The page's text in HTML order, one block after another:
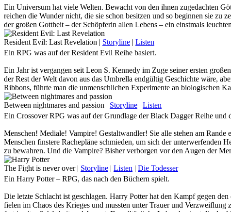
Die Lage scheint vollkommen aussichtslos ...
... Als eines Tages den Träumen eines einzelnen Kindes plötzlich Flügel
In einer Welt voller Leid und Verzweiflung, wirkt der unschuldige,
leblosen Zeichnungen zu reißen, an die schon lange nicht mehr geglaubt
Doch sind diese Helden, noch frei von den Einflüssen des Sybill-
Finde es gemeinsam mit uns heraus!
Ein Universum hat viele Welten. Bewacht von den ihnen zugedachten
reichen die Wunder nicht, die sie schon besitzen und so beginnen sie zu
der großen Gottheit – der Schöpferin allen Lebens – ein einstmals
erkennen und so entstand ein letzter Wunsch. Ein letzter Versuch, diese
schenkte. Denn wo Schatten herrscht, wächst Licht aus den Wurzeln der
Licht oder Finsternis.
Rettung oder Verdammnis.
Wähle.
Resident Evil: Last Revelation | Storyline | Listen
Ein RPG was auf der Resident Evil Reihe basiert.
Ein Jahr ist vergangen seit Leon S. Kennedy im Zuge seiner ersten
der Rest der Welt davon aus das Umbrella endgültig Geschichte wäre,
Ribbons, führte man die unmenschlichen Experimente an biologischen
Katastrophe zusammen, die Leon wieder auf den Plan ruft. Doch schon
Monaten gegründete – BSAA zum Einsatz rüstet.
Die Geheimnisse um Raccoon City sind noch lange nicht gelüftet, denn
Between nightmares and passion | Storyline | Listen
Ein Crossover RPG was auf der Grundlage der Black Dagger Reihe und
Menschen! Mediale! Vampire! Gestaltwandler! Sie alle stehen am
Menschen finstere Rachepläne schmieden, um sich der unterwerfenden
zu bewahren. Und die Vampire? Bisher verborgen vor den Augen der
Wagst du dich also in eine fremde Welt voller Geheimnisse, Intrigen und
The Fight is never over| Storyline | Listen | Die Todesser
Ein Harry Potter – RPG, das nach den Büchern spielt.
Die letzte Schlacht ist geschlagen. Harry Potter hat den Kampf gegen
fielen im Chaos des Krieges und mussten unter Trauer und